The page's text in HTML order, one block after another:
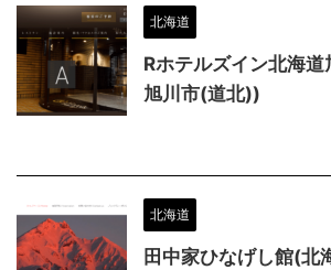
北海道
Rホテルズイン北海道
旭川市(道北))
北海道
田中家ひなげし館(北